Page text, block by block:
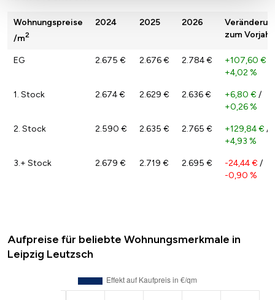
Wohnungspreise
/m2
2024 2025 2026
zum Vorjahr
EG 2.675 € 2.676 € 2.784 € +107,60 €
+4,02 %
1. Stock 2.674 € 2.629 € 2.636 € +6,80 € /
+0,26 %
2. Stock 2.590 € 2.635 € 2.765 € +129,84 € /
+4,93 %
3.+ Stock 2.679 € 2.719 € 2.695 € -24,44 € /
-0,90 %
Aufpreise für beliebte Wohnungsmerkmale in
Leipzig Leutzsch